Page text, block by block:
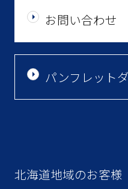
お問い合わせ
パンフレット
北海道地域のお客様